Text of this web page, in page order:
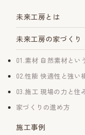
未来工房とは
未来工房の家づくり
01.素材 自然素材とい
02.性能 快適性と強い
03.施工 現場の力と住
家づくりの進め方
施工事例